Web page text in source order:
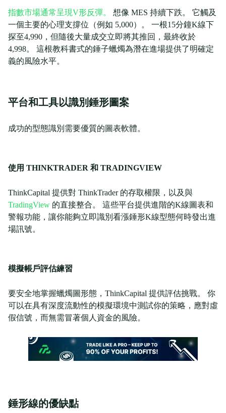
指數市場通常呈現V形反彈。
想像 MES 持續下跌。 它觸及
一個主要的心理支撐位（例如 5,000）。 一根15分鐘K線下
探至4,990，但隨後大量成交立即將其推回，最終收於
4,998。 這根教科書式的錘子蠟燭為潛在進場提供了明確定
義的風險水平。
平台和工具以識別錘形圖案
成功的型態識別需要優質的圖表軟體。
使用 THINKTRADER 和 TRADINGVIEW
ThinkCapital 提供對 ThinkTrader 的存取權限，以及與
TradingView 的直接整合。 這些平台提供進階的K線圖表和
警報功能，讓你能夠立即識別看漲錘形K線型態何時發出進
場訊號。
模擬帳戶評估練習
要安全地掌握蠟燭圖形態，ThinkCapital 提供評估挑戰。 你
可以在具有深度流動性的模擬環境中測試你的策略，應對虛
假信號，而無需冒著個人資金的風險。
錘形線的優缺點